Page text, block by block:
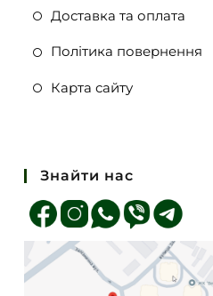
Доставка та оплата
Політика повернення
Карта сайту
Знайти нас